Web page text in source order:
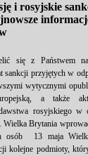
i rosyjskie
się z Państwem
sankcji przyjętych w
wytycznymi
a także
rosyjskiego w
Wielka Brytania
osób 13 maja
kolejne podmioty,